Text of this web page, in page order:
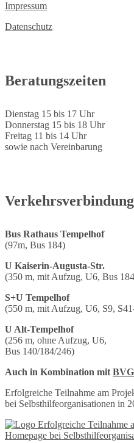
Impressum
Datenschutz
Beratungszeiten
Dienstag 15 bis 17 Uhr
Donnerstag 15 bis 18 Uhr
Freitag 11 bis 14 Uhr
sowie nach Vereinbarung
Bus Rathaus Tempelhof
(97m, Bus 184)
U Kaiserin-Augusta-Str.
(350 m, mit Aufzug, U6, Bus
S+U Tempelhof
(550 m, mit Aufzug, U6, S9,
U Alt-Tempelhof
(256 m, ohne Aufzug, U6,
Bus 140/184/246)
Auch in Kombination mit
Erfolgreiche Teilnahme am
bei Selbsthilfeorganisationen in